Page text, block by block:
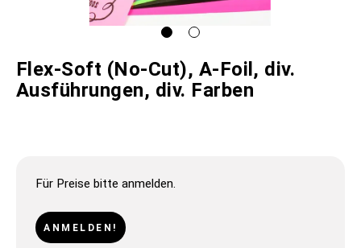
Flex-Soft (No-Cut), A-Foil, div.
Ausführungen, div. Farben
Für Preise bitte anmelden.
ANMELDEN!